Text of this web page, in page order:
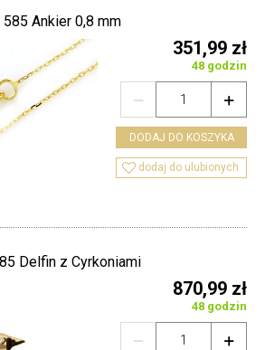
Ankier 0,8 mm
351,99 zł
48 godzin


DODAJ DO KOSZYKA
 dodaj do ulubionych
Delfin z Cyrkoniami
870,99 zł
48 godzin

